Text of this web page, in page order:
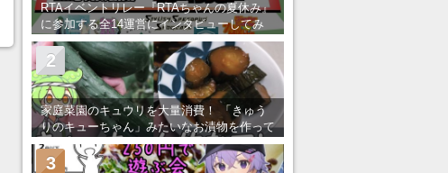
RTAイベントリレー『RTAちゃんの夏休み』
に参加する全14運営にインタビューしてみ
た！ 「RTA in Japan」のチャンネルの貸し
出しを利用し8/9から1週間にわたって開催
家庭菜園のキュウリを大量消費！ 「きゅう
りのキューちゃん」みたいなお漬物を作って
みた
2
3